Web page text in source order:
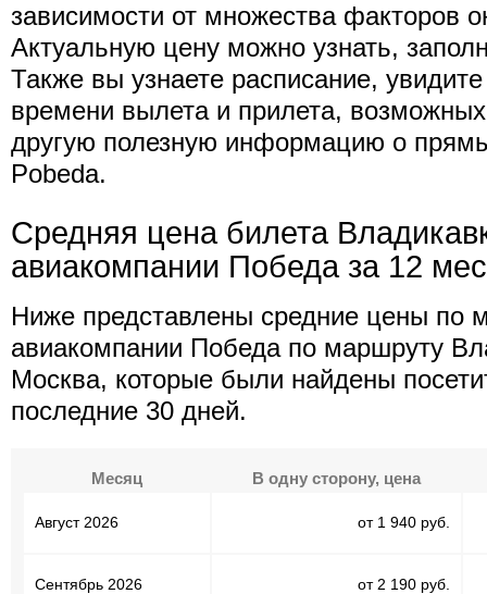
зависимости от множества факторов
Актуальную цену можно узнать,
Также вы узнаете расписание,
времени вылета и прилета,
другую полезную информацию о
Pobeda.
Средняя цена билета
авиакомпании Победа за 12
Ниже представлены средние цены по
авиакомпании Победа по маршруту
Москва, которые были найдены
последние 30 дней.
Месяц В одну сторону, цена
Август 2026 от 1 940 руб.
Сентябрь 2026 от 2 190 руб.